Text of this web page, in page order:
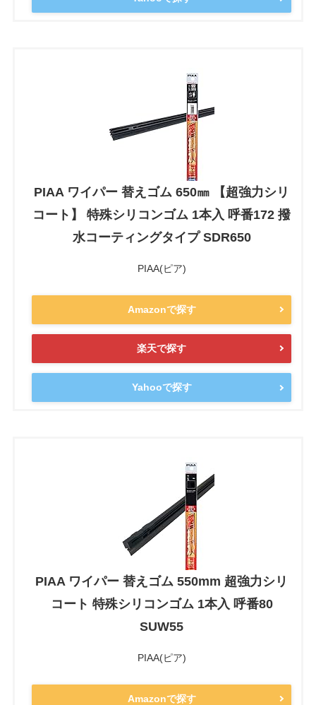
PIAA ワイパー 替えゴム 650㎜ 【超強力シリ
コート】 特殊シリコンゴム 1本入 呼番172 撥
水コーティングタイプ SDR650
PIAA(ピア)
Amazonで探す
楽天で探す
Yahooで探す
PIAA ワイパー 替えゴム 550mm 超強力シリ
コート 特殊シリコンゴム 1本入 呼番80
SUW55
PIAA(ピア)
Amazonで探す